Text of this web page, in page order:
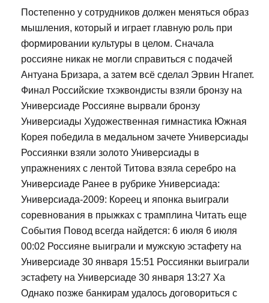
Постепенно у сотрудников должен меняться образ
мышления, который и играет главную роль при
формировании культуры в целом. Сначала
россияне никак не могли справиться с подачей
Антуана Бризара, а затем всё сделал Эрвин Нгапет.
Финал Российские тхэквондисты взяли бронзу на
Универсиаде Россияне вырвали бронзу
Универсиады Художественная гимнастика Южная
Корея победила в медальном зачете Универсиады
Россиянки взяли золото Универсиады в
упражнениях с лентой Титова взяла серебро на
Универсиаде Ранее в рубрике Универсиада:
Универсиада-2009: Кореец и японка выиграли
соревнования в прыжках с трамплина Читать еще
События Повод всегда найдется: 6 июля 6 июля
00:02 Россияне выиграли и мужскую эстафету на
Универсиаде 30 января 15:51 Россиянки выиграли
эстафету на Универсиаде 30 января 13:27 Ха
Однако позже банкирам удалось договориться с